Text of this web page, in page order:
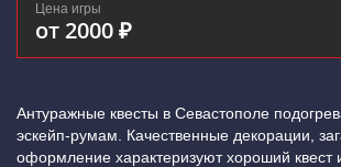
Цена игры
от 2000 ₽
Антуражные квесты в Севастополе
эскейп-румам. Качественные декорации,
оформление характеризуют хороший квест